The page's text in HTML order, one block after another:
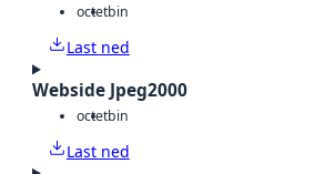
octetbin
Last ned
Webside Jpeg2000
octetbin
Last ned